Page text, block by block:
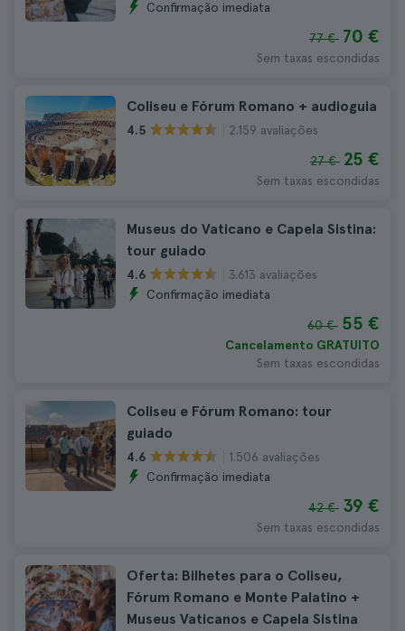
Confirmação imediata
77 € 70 €
Sem taxas escondidas
Coliseu e Fórum Romano + audioguia
4.5 2.159 avaliações
27 € 25 €
Sem taxas escondidas
Museus do Vaticano e Capela Sistina:
tour guiado
4.6
3.613 avaliações
Confirmação imediata
60 € 55 €
Cancelamento GRATUITO
Sem taxas escondidas
Coliseu e Fórum Romano: tour
guiado
4.6
1.506 avaliações
Confirmação imediata
42 € 39 €
Sem taxas escondidas
Oferta: Bilhetes para o Coliseu,
Fórum Romano e Monte Palatino +
Museus Vaticanos e Capela Sistina